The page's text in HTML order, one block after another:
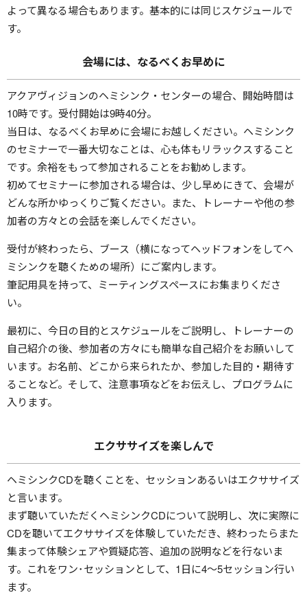
よって異なる場合もあります。基本的には同じスケジュールで
す。
会場には、なるべくお早めに
アクアヴィジョンのヘミシンク・センターの場合、開始時間は
10時です。受付開始は9時40分。
当日は、なるべくお早めに会場にお越しください。ヘミシンク
のセミナーで一番大切なことは、心も体もリラックスすること
です。余裕をもって参加されることをお勧めします。
初めてセミナーに参加される場合は、少し早めにきて、会場が
どんな所かゆっくりご覧ください。また、トレーナーや他の参
加者の方々との会話を楽しんでください。
受付が終わったら、ブース（横になってヘッドフォンをしてヘ
ミシンクを聴くための場所）にご案内します。
筆記用具を持って、ミーティングスペースにお集まりくださ
い。
最初に、今日の目的とスケジュールをご説明し、トレーナーの
自己紹介の後、参加者の方々にも簡単な自己紹介をお願いして
います。お名前、どこから来られたか、参加した目的・期待す
ることなど。そして、注意事項などをお伝えし、プログラムに
入ります。
エクササイズを楽しんで
ヘミシンクCDを聴くことを、セッションあるいはエクササイズ
と言います。
まず聴いていただくヘミシンクCDについて説明し、次に実際に
CDを聴いてエクササイズを体験していただき、終わったらまた
集まって体験シェアや質疑応答、追加の説明などを行ないま
す。これをワン･セッションとして、1日に4〜5セッション行い
ます。